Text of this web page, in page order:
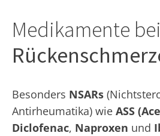
Medikamente bei
Besonders NSARs
Antirheumatika) wie ASS
Diclofenac, Naproxen und